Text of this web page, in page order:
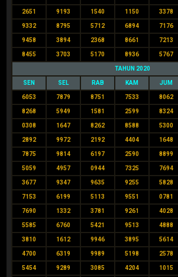
2651 9193 1540 1150 3378
9332 8795 5712 6894 7176
9458 3894 2368 8661 7213
8455 3703 5170 8936 5767
TAHUN 2020
SEN SEL RAB KAM JUM
6053 7879 8751 7533 8062
8268 5949 1581 2599 8324
0308 1647 8262 8588 5300
2892 9972 2192 4404 1648
7875 9814 6197 2590 8899
5059 4957 0944 7325 7694
3677 9347 9635 9255 5828
7153 6199 5113 9551 0781
7690 1332 3781 9261 4028
5585 6760 5421 9513 4888
3810 1612 9946 3895 5614
4700 6319 9989 5198 2578
5454 9289 3085 4204 1015